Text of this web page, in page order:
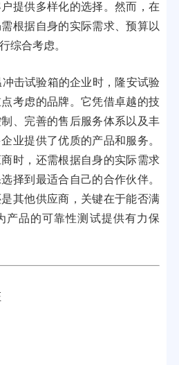
提供多样化的选择。然而，在
根据自身的实际需求、预算以
综合考虑。
击试验箱的企业时，隆安试验
考虑的品牌。它凭借卓越的技
、完善的售后服务体系以及丰
业提供了优质的产品和服务。
时，还需根据自身的实际需求
择到最适合自己的合作伙伴。
其他供应商，关键在于能否满
产品的可靠性测试提供有力保